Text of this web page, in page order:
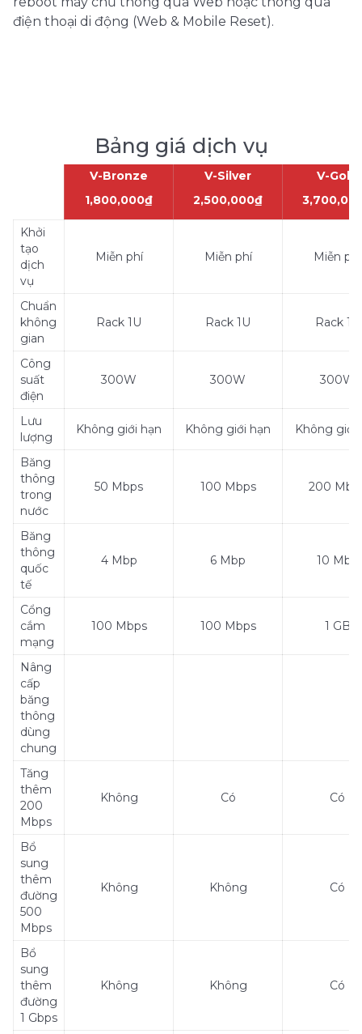
điện thoại di động (Web & Mobile Reset).
Bảng giá dịch vụ
V-Bronze
1,800,000₫
V-Silver
2,500,000₫
V-Gold
Khởi
tạo
dịch
vụ
Miễn phí Miễn phí Miễn phí
Chuẩn
không
gian
Rack 1U Rack 1U Rack 1U
Công
suất
điện
300W 300W 300W
Lưu
lượng
Không giới hạn Không giới hạn Không giới
Băng
thông
trong
nước
50 Mbps 100 Mbps 200
Băng
thông
quốc
tế
4 Mbp 6 Mbp 10 Mbp
Cổng
cắm
mạng
100 Mbps 100 Mbps 1 GB
Nâng
cấp
băng
thông
dùng
chung
Tăng
thêm
200
Mbps
Không Có Có
Bổ
sung
thêm
đường
500
Mbps
Không Không Có
Bổ
sung
thêm
đường
1 Gbps
Không Không Có